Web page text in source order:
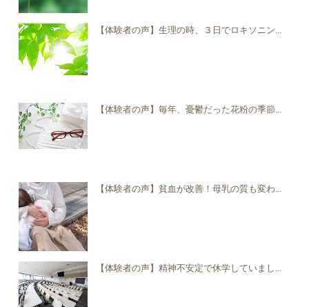
【体験者の声】生理の時、３日でロキソニン...
【体験者の声】毎年、憂鬱だった花粉の季節...
【体験者の声】貧血が改善！母乳の質も変わ...
【体験者の声】精神不安定で休学していまし...